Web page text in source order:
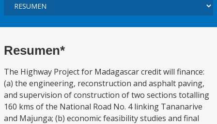
Resumen*
The Highway Project for Madagascar credit will finance:
(a) the engineering, reconstruction and asphalt paving,
and supervision of construction of two sections totalling
160 kms of the National Road No. 4 linking Tananarive
and Majunga; (b) economic feasibility studies and final